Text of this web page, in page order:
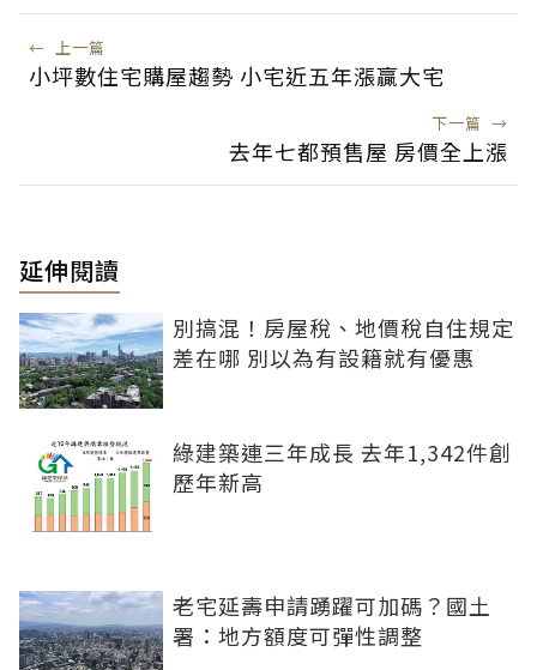
← 上一篇
小坪數住宅購屋趨勢 小宅近五年漲贏大宅
下一篇 →
去年七都預售屋 房價全上漲
延伸閱讀
別搞混！房屋稅、地價稅自住規定
差在哪 別以為有設籍就有優惠
綠建築連三年成長 去年1,342件創
歷年新高
老宅延壽申請踴躍可加碼？國土
署：地方額度可彈性調整